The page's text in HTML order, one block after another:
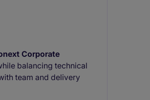
Corporate
balancing technical
team and delivery